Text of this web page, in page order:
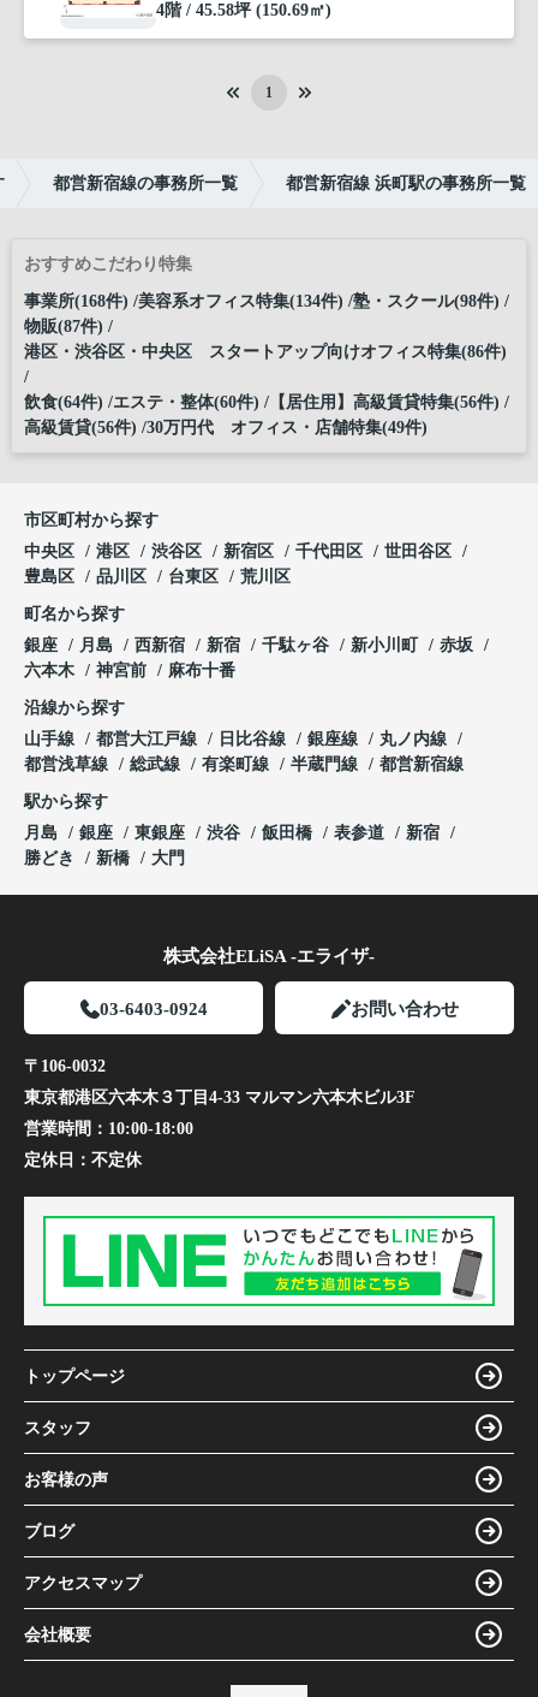
4階 / 45.58坪 (150.69㎡)
1
都営新宿線の事務所一覧 都営新宿線 浜町駅の事務所一覧
おすすめこだわり特集
事業所(168件) 美容系オフィス特集(134件) 塾・スクール(98件)
物販(87件)
港区・渋谷区・中央区 スタートアップ向けオフィス特集(86件)
飲食(64件) エステ・整体(60件) 【居住用】高級賃貸特集(56件)
高級賃貸(56件) 30万円代 オフィス・店舗特集(49件)
市区町村から探す
中央区
港区 渋谷区 新宿区 千代田区
世田谷区
豊島区
品川区 台東区 荒川区
町名から探す
銀座
月島 西新宿 新宿 千駄ヶ谷 新小川町
赤坂
六本木
神宮前 麻布十番
沿線から探す
山手線
都営大江戸線 日比谷線 銀座線
丸ノ内線
都営浅草線
総武線 有楽町線 半蔵門線 都営新宿線
駅から探す
月島
銀座 東銀座 渋谷 飯田橋 表参道
新宿
勝どき
新橋 大門
株式会社ELiSA -エライザ-
03-6403-0924 お問い合わせ
〒106-0032
東京都港区六本木３丁目4-33 マルマン六本木ビル3F
営業時間： 10:00-18:00
定休日： 不定休
トップページ
スタッフ
お客様の声
ブログ
アクセスマップ
会社概要